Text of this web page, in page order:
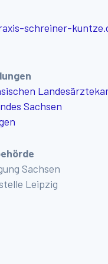
schreiner-
Sachsen
Sachsen
Leipzig